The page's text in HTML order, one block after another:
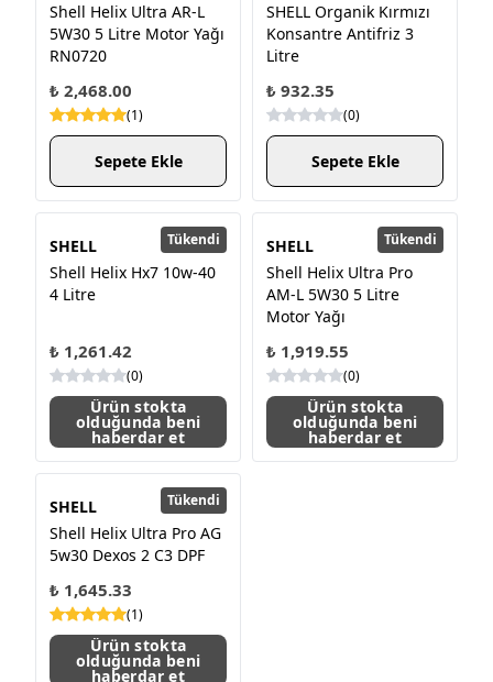
Shell Helix Ultra AR-L
5W30 5 Litre Motor Yağı
RN0720
₺ 2,468.00
(1)
Sepete Ekle
SHELL Organik Kırmızı
Konsantre Antifriz 3
Litre
₺ 932.35
(0)
Sepete Ekle
Tükendi
SHELL
Shell Helix Hx7 10w-40
4 Litre
₺ 1,261.42
(0)
Ürün stokta
olduğunda beni
haberdar et
Tükendi
SHELL
Shell Helix Ultra Pro
AM-L 5W30 5 Litre
Motor Yağı
₺ 1,919.55
(0)
Ürün stokta
olduğunda beni
haberdar et
Tükendi
SHELL
Shell Helix Ultra Pro AG
5w30 Dexos 2 C3 DPF
₺ 1,645.33
(1)
Ürün stokta
olduğunda beni
haberdar et